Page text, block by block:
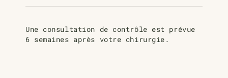
Une consultation de contrôle est prévue
6 semaines après votre chirurgie.